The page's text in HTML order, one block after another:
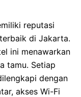
reputasi
di Jakarta.
ini menawarkan
tamu. Setiap
dengan
akses Wi-Fi